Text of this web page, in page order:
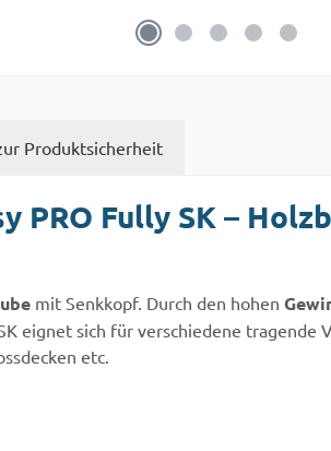
Produktsicherheit
PRO Fully SK –
mit Senkkopf. Durch den hohen
eignet sich für verschiedene
etc.